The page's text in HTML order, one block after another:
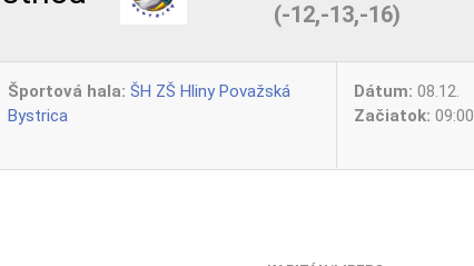
(-12,-13,-16)
Športová hala: ŠH ZŠ Hliny Považská
Bystrica
Dátum: 08.12.
Začiatok: 09:00